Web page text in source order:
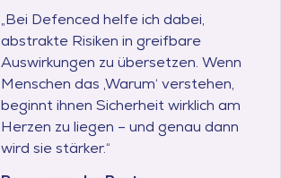
„Bei Defenced helfe ich dabei,
abstrakte Risiken in greifbare
Auswirkungen zu übersetzen. Wenn
Menschen das ‚Warum‘ verstehen,
beginnt ihnen Sicherheit wirklich am
Herzen zu liegen – und genau dann
wird sie stärker.“